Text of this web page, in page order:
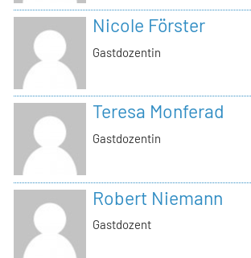
Nicole Förster
Gastdozentin
Teresa Monferad
Gastdozentin
Robert Niemann
Gastdozent